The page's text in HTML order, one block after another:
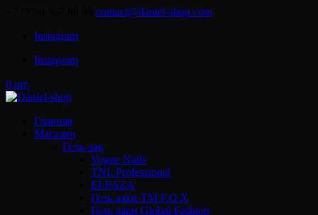
contact@daniel-shop.com
Instagram
Instagram
0 шт.
Главная
Магазин
Гель-лак
Vogue Nails
TNL Professional
ELPAZA
Гель лаки ТМ F.O.X
Гель лаки Global Fashion